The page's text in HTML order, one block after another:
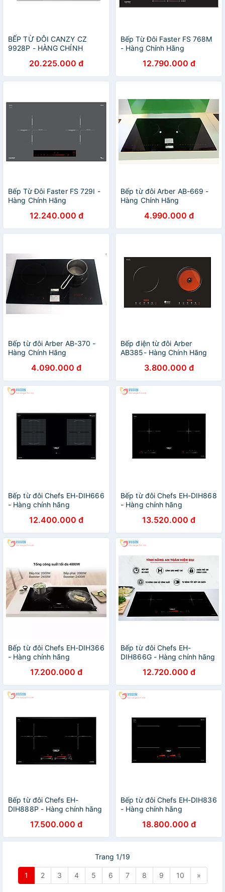
BẾP TỪ ĐÔI CANZY CZ
9928P - HÀNG CHÍNH
20.225.000 đ
Bếp Từ Đôi Faster FS 768M
- Hàng Chính Hãng
12.790.000 đ
Bếp Từ Đôi Faster FS 729I -
Hàng Chính Hãng
12.240.000 đ
Bếp từ đôi Arber AB-669 -
Hàng Chính Hãng
4.990.000 đ
Bếp từ đôi Arber AB-370 -
Hàng Chính Hãng
4.090.000 đ
Bếp điện từ đôi Arber
AB385- Hàng Chính Hãng
3.800.000 đ
Bếp từ đôi Chefs EH-DIH666
- Hàng chính hãng
12.400.000 đ
Bếp từ đôi Chefs EH-DIH868
- Hàng chính hãng
13.520.000 đ
Bếp từ đôi Chefs EH-DIH366
- Hàng chính hãng
17.200.000 đ
Bếp từ đôi Chefs EH-
DIH866G - Hàng chính hãng
12.720.000 đ
Bếp từ đôi Chefs EH-
DIH888P - Hàng chính hãng
17.500.000 đ
Bếp từ đôi Chefs EH-DIH836
- Hàng chính hãng
18.800.000 đ
Trang 1/19
1 2 3 4 5 6 7 8 9 10 »